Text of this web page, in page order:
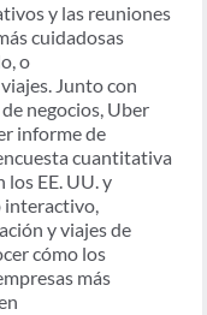
y las reuniones
cuidadosas
o
Junto con
negocios, Uber
informe de
cuantitativa
EE. UU. y
interactivo,
y viajes de
cómo los
más